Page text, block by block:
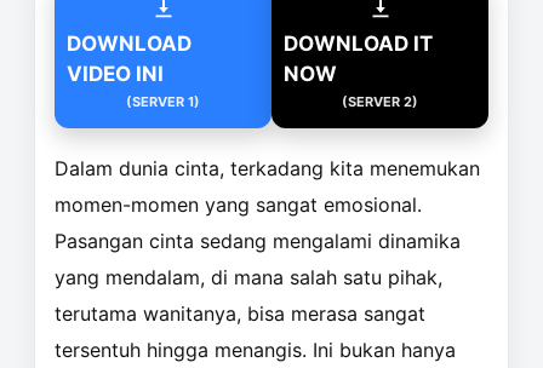
DOWNLOAD
VIDEO INI
(SERVER 1)
DOWNLOAD IT
NOW
(SERVER 2)
Dalam dunia cinta, terkadang kita menemukan
momen-momen yang sangat emosional.
Pasangan cinta sedang mengalami dinamika
yang mendalam, di mana salah satu pihak,
terutama wanitanya, bisa merasa sangat
tersentuh hingga menangis. Ini bukan hanya